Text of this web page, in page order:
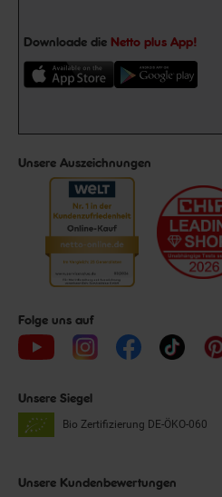
Downloade die Netto plus App!
Unsere Auszeichnungen
Folge uns auf
Unsere Siegel
Bio Zertifizierung DE-ÖKO-060
Unsere Kundenbewertungen